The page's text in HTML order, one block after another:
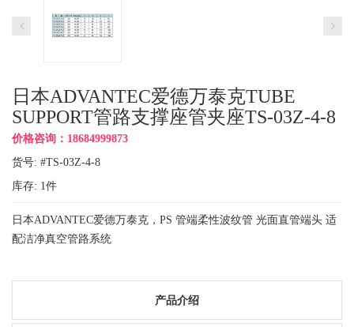
日本ADVANTEC爱德万泰克TUBE
SUPPORT管路支撑座管夹座TS-03Z-4-8
价格咨询：18684999873
货号: #TS-03Z-4-8
库存: 1件
日本ADVANTEC爱德万泰克，PS 管端柔性波纹管 光面直管端头 适
配洁净真空管路系统
产品介绍